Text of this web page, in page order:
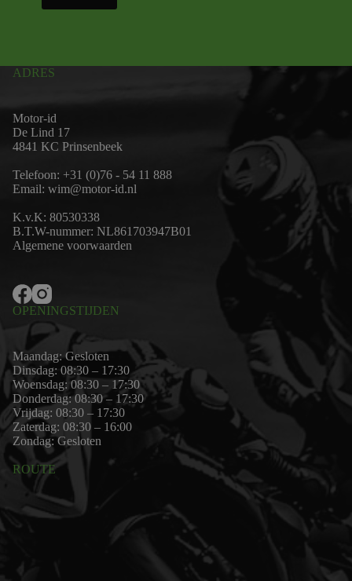
ADRES
Motor-id
De Lind 17
4841 KC Prinsenbeek
Telefoon: +31 (0)76 - 54 11 888
Email: wim@motor-id.nl
K.v.K: 80530338
B.T.W-nummer: NL861703947B01
Algemene voorwaarden
OPENINGSTIJDEN
Maandag: Gesloten
Dinsdag: 08:30 – 17:30
Woensdag: 08:30 – 17:30
Donderdag: 08:30 – 17:30
Vrijdag: 08:30 – 17:30
Zaterdag: 08:30 – 16:00
Zondag: Gesloten
ROUTE